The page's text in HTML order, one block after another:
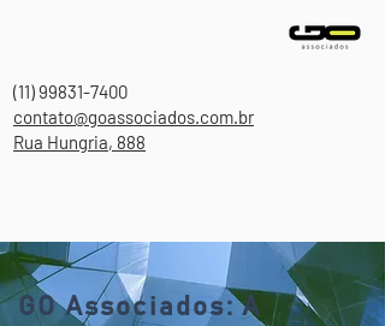
(11) 99831-7400
contato@goassociados.com.br
Rua Hungria, 888
GO Associados: A